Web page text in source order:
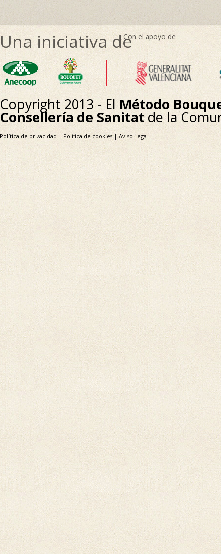
Con el apoyo de
Una iniciativa de
Copyright 2013 - El Método
Consellería de Sanitatde la
Política de privacidad | Política de cookies| Aviso Legal